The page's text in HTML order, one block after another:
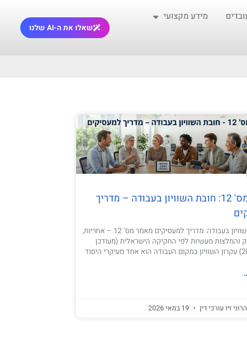
מידע מקצועי
שאלו את ה-AI שלנו
מאמר מס' 12: חובת השוויון בעבודה – מדריך
חובת השוויון בעבודה: מדריך למעסיקים מאמר מס' 12 – אחריות,
והמלצות מעשיות לפי החקיקה הישראלית (מעודכן
זיו עורכי דין